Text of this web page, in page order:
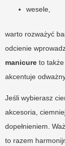
wesele,
warto rozważyć
odcienie
manicure to
akcentuje
Jeśli wybierasz
akcesoria,
dopełnieniem.
to razem